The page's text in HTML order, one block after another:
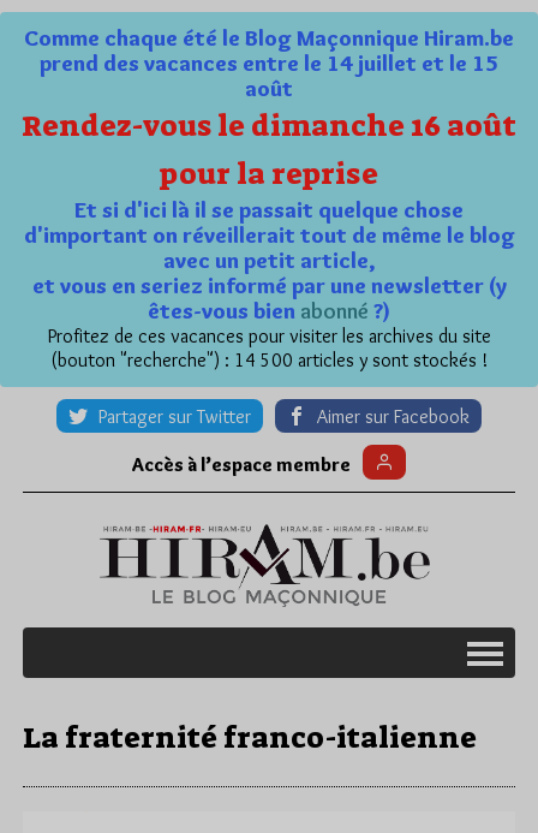
Comme chaque été le Blog Maçonnique Hiram.be
prend des vacances entre le 14 juillet et le 15
août
Rendez-vous le dimanche 16 août
pour la reprise
Et si d'ici là il se passait quelque chose
d'important on réveillerait tout de même le blog
avec un petit article,
et vous en seriez informé par une newsletter (y
êtes-vous bien abonné ?)
Profitez de ces vacances pour visiter les archives du site
(bouton "recherche") : 14 500 articles y sont stockés !
Partager sur Twitter Aimer sur Facebook
Accès à l’espace membre
La fraternité franco-italienne